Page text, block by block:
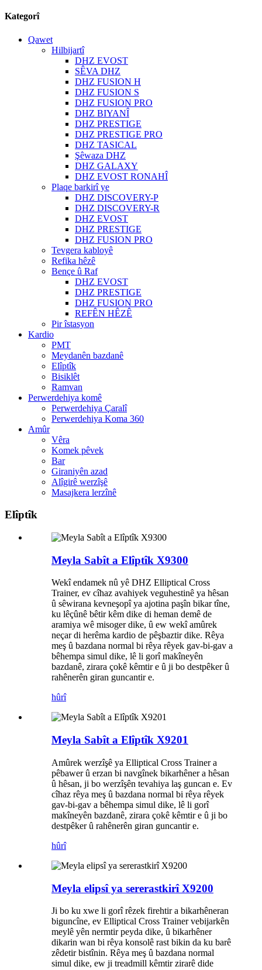
Kategorî
Qawet
Hilbijartî
DHZ EVOST
SÊVA DHZ
DHZ FUSION H
DHZ FUSION S
DHZ FUSION PRO
DHZ BIYANÎ
DHZ PRESTIGE
DHZ PRESTIGE PRO
DHZ TASICAL
Şêwaza DHZ
DHZ GALAXY
DHZ EVOST RONAHÎ
Plaqe barkirî ye
DHZ DISCOVERY-P
DHZ DISCOVERY-R
DHZ EVOST
DHZ PRESTIGE
DHZ FUSION PRO
Tevgera kabloyê
Refika hêzê
Bençe û Raf
DHZ EVOST
DHZ PRESTIGE
DHZ FUSION PRO
REFÊN HÊZÊ
Pir îstasyon
Kardio
PMT
Meydanên bazdanê
Elîptîk
Bisiklêt
Ramvan
Perwerdehiya komê
Perwerdehiya Çaralî
Perwerdehiya Koma 360
Amûr
Vêra
Komek pêvek
Bar
Giraniyên azad
Alîgirê werzîşê
Masajkera lerzînê
Elîptîk
Meyla Sabît a Elîptîk X9300
Wekî endamek nû yê DHZ Elliptical Cross
Trainer, ev cîhaz avahiyek veguhestinê ya hêsan
û sêwirana kevneşopî ya ajotina paşîn bikar tîne,
ku lêçûnê bêtir kêm dike di heman demê de
aramiya wê misoger dike, û ew wekî amûrek
neçar di herêma kardio de pêşbaztir dike. Rêya
meş û bazdana normal bi rêya rêyek gav-bi-gav a
bêhempa simul dike, lê li gorî makîneyên
bazdanê, zirara çokê kêmtir e û ji bo destpêker û
rahênerên giran guncantir e.
hûrî
Meyla Sabît a Elîptîk X9201
Amûrek werzîşê ya Elliptical Cross Trainer a
pêbawer û erzan bi navgînek bikarhêner a hêsan
û hêsan, ji bo werzîşên tevahiya laş guncan e. Ev
cîhaz rêya meş û bazdana normal bi rêya rêyek
gav-bi-gav a bêhempa simul dike, lê li gorî
makîneyên bazdanê, zirara çokê kêmtir e û ji bo
destpêker û rahênerên giran guncantir e.
hûrî
Meyla elipsî ya sererastkirî X9200
Ji bo ku xwe li gorî rêzek firehtir a bikarhêneran
biguncîne, ev Elliptical Cross Trainer vebijarkên
meylê yên nermtir peyda dike, û bikarhêner
dikarin wan bi rêya konsolê rast bikin da ku barê
zêdetir bistînin. Rêya meş û bazdana normal
simul dike, ew ji treadmill kêmtir zirarê dide